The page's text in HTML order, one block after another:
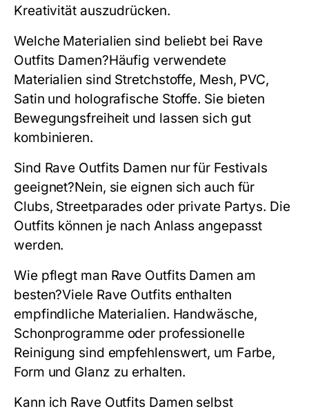
Kreativität auszudrücken.
Welche Materialien sind beliebt bei Rave
Outfits Damen?Häufig verwendete
Materialien sind Stretchstoffe, Mesh, PVC,
Satin und holografische Stoffe. Sie bieten
Bewegungsfreiheit und lassen sich gut
kombinieren.
Sind Rave Outfits Damen nur für Festivals
geeignet?Nein, sie eignen sich auch für
Clubs, Streetparades oder private Partys. Die
Outfits können je nach Anlass angepasst
werden.
Wie pflegt man Rave Outfits Damen am
besten?Viele Rave Outfits enthalten
empfindliche Materialien. Handwäsche,
Schonprogramme oder professionelle
Reinigung sind empfehlenswert, um Farbe,
Form und Glanz zu erhalten.
Kann ich Rave Outfits Damen selbst